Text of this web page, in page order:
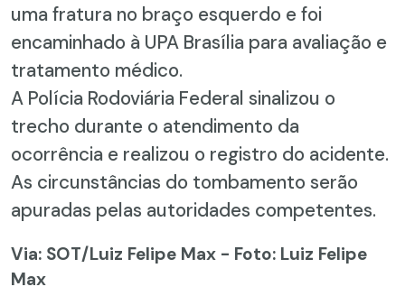
uma fratura no braço esquerdo e foi
encaminhado à UPA Brasília para avaliação e
tratamento médico.
A Polícia Rodoviária Federal sinalizou o
trecho durante o atendimento da
ocorrência e realizou o registro do acidente.
As circunstâncias do tombamento serão
apuradas pelas autoridades competentes.
Via: SOT/Luiz Felipe Max - Foto: Luiz Felipe
Max